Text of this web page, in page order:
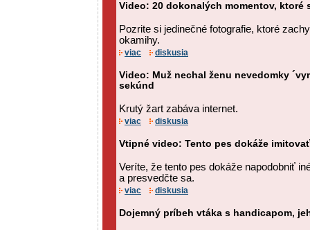
Video: 20 dokonalých momentov, ktoré
Pozrite si jedinečné fotografie, ktoré
okamihy.
viac diskusia
Video: Muž nechal ženu nevedomky
sekúnd
Krutý žart zabáva internet.
viac diskusia
Vtipné video: Tento pes dokáže
Veríte, že tento pes dokáže napodobniť
a presvedčte sa.
viac diskusia
Dojemný príbeh vtáka s handicapom,